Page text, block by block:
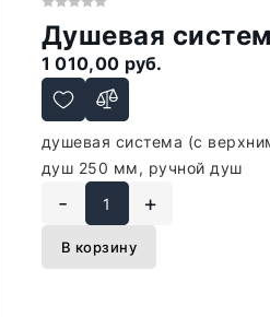
Душевая
1 010,00 руб.
душевая система (с
душ 250 мм, ручной душ
- +
В корзину